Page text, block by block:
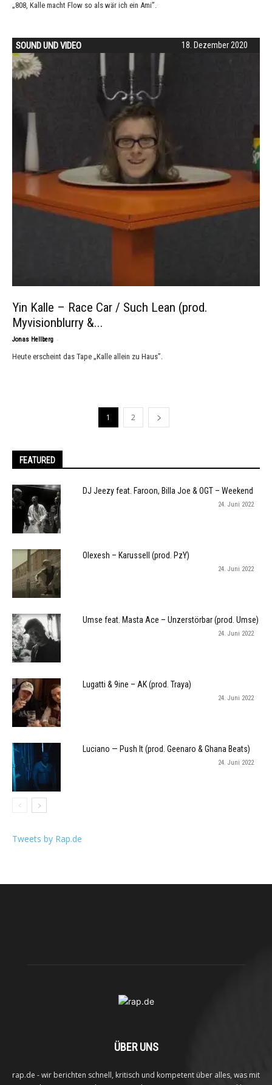
„808, Kalle macht Flow so als wär ich ein Ami”.
18. Dezember 2020
SOUND UND VIDEO
Yin Kalle – Race Car / Such Lean (prod.
Myvisionblurry &...
Jonas Hellberg -
Heute erscheint das Tape „Kalle allein zu Haus”.
1 2
FEATURED
DJ Jeezy feat. Faroon, Billa Joe & OGT – Weekend
24. Juni 2022
Olexesh – Karussell (prod. PzY)
24. Juni 2022
Umse feat. Masta Ace – Unzerstörbar (prod. Umse)
24. Juni 2022
Lugatti & 9ine – AK (prod. Traya)
24. Juni 2022
Luciano — Push It (prod. Geenaro & Ghana Beats)
24. Juni 2022
Tweets by Rap.de
ÜBER UNS
rap.de - wir berichten schnell, kritisch und kompetent über alles, was mit